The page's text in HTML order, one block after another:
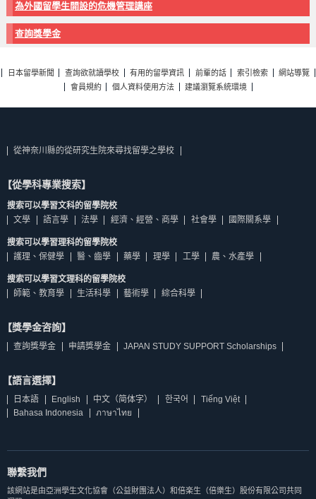
為外國留學生開設的危機管理講座
查詢獎學金
日本留學新聞 查詢欲就讀學校 有用的留學資訊 前輩的話 索引檢索
網站導覽
會員規約
個人資料使用方法 建議瀏覽系統環境
從神奈川縣的從研究生院來尋找留學之學校
【從學科專業搜索】
搜索可以學習文科的留學院校
文學
語言學 法學 經濟、經營、商學 社會學 國際關系學
搜索可以學習理科的留學院校
護理、保健學
醫、齒學 藥學 理學 工學 農、水產學
搜索可以學習文理科的留學院校
師範、教育學
生活科學 藝術學 綜合科學
【獎學金咨詢】
查詢獎學金 申請獎學金 JAPAN STUDY SUPPORT Scholarships
【語言選擇】
日本語 English 中文（简体字） 한국어
Tiếng Việt
Bahasa Indonesia
ภาษาไทย
聯繫我們
該網站是由亞洲學生文化協會（公益財團法人）和倍楽生（倍樂生）股份有限公司共同